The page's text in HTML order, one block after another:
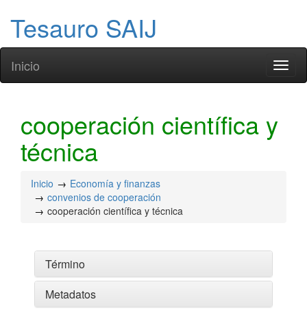
Tesauro SAIJ
Inicio
cooperación científica y
técnica
Inicio
Economía y finanzas
convenios de cooperación
cooperación científica y técnica
Término
Metadatos